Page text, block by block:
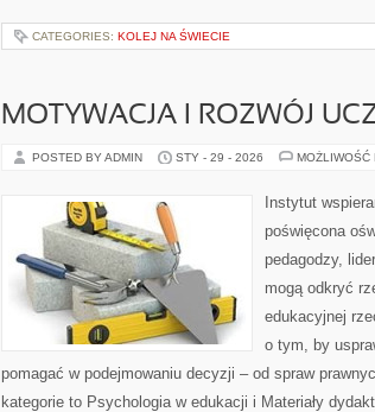
CATEGORIES: KOLEJ NA ŚWIECIE
MOTYWACJA I ROZWÓJ
POSTED BY ADMIN STY - 29 - 2026 MOŻLIWOŚĆ
Instytut
poświęcona
pedagodzy,
mogą odkryć
edukacyjnej
o tym, by
pomagać w podejmowaniu decyzji – od spraw
kategorie to Psychologia w edukacji i Materiały